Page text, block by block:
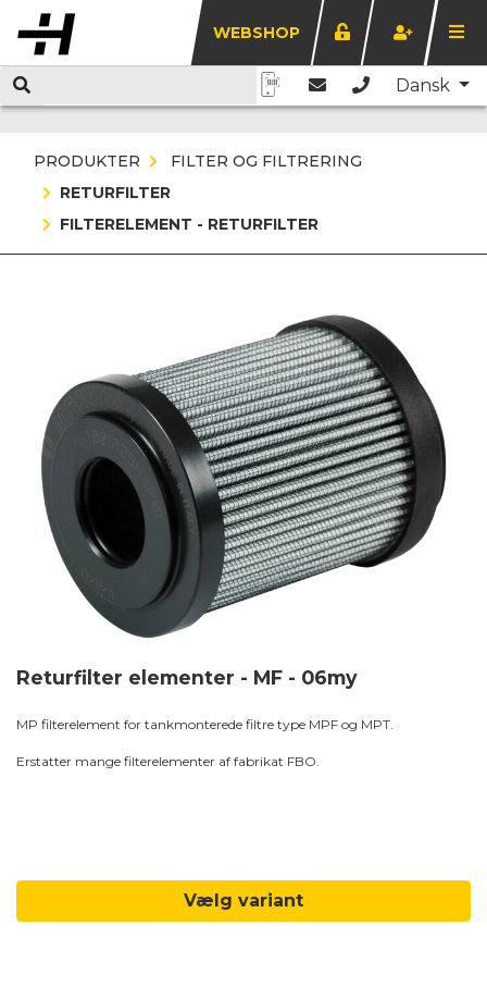
WEBSHOP
Dansk
PRODUKTER
FILTER OG FILTRERING
RETURFILTER
FILTERELEMENT - RETURFILTER
Returfilter elementer - MF - 06my
MP filterelement for tankmonterede filtre type MPF og MPT.
Erstatter mange filterelementer af fabrikat FBO.
Vælg variant